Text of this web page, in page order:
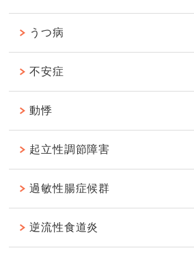
うつ病
不安症
動悸
起立性調節障害
過敏性腸症候群
逆流性食道炎